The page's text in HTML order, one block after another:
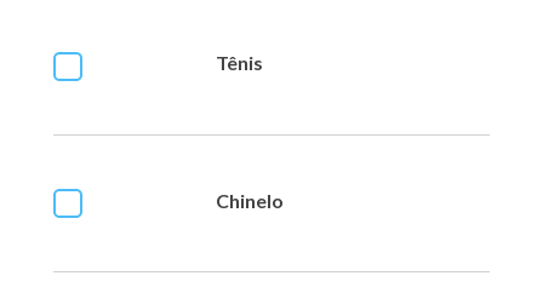
Tênis
Chinelo